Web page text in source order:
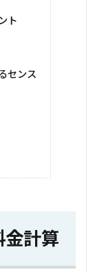
ト
センス
金計算